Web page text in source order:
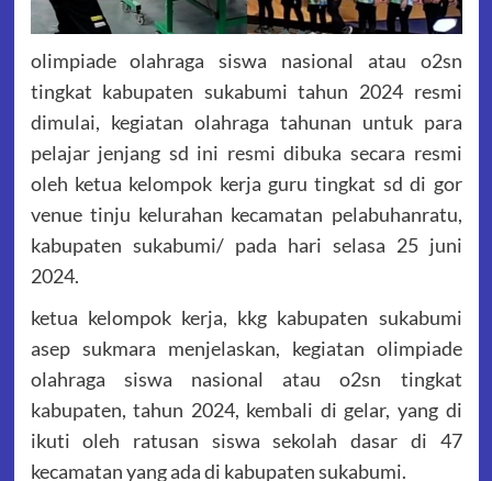
olimpiade olahraga siswa nasional atau o2sn
tingkat kabupaten sukabumi tahun 2024 resmi
dimulai, kegiatan olahraga tahunan untuk para
pelajar jenjang sd ini resmi dibuka secara resmi
oleh ketua kelompok kerja guru tingkat sd di gor
venue tinju kelurahan kecamatan pelabuhanratu,
kabupaten sukabumi/ pada hari selasa 25 juni
2024.
ketua kelompok kerja, kkg kabupaten sukabumi
asep sukmara menjelaskan, kegiatan olimpiade
olahraga siswa nasional atau o2sn tingkat
kabupaten, tahun 2024, kembali di gelar, yang di
ikuti oleh ratusan siswa sekolah dasar di 47
kecamatan yang ada di kabupaten sukabumi.